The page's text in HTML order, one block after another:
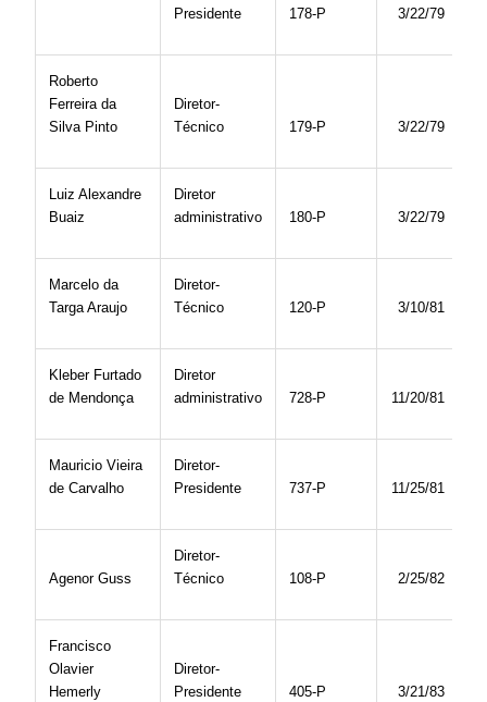
Presidente
178-P 3/22/79
Roberto
Ferreira da
Silva Pinto
Diretor-
Técnico
179-P 3/22/79
Luiz Alexandre
Buaiz
Diretor
administrativo
180-P 3/22/79
Marcelo da
Targa Araujo
Diretor-
Técnico
120-P 3/10/81
Kleber Furtado
de Mendonça
Diretor
administrativo
728-P 11/20/81
Mauricio Vieira
de Carvalho
Diretor-
Presidente
737-P 11/25/81
Agenor Guss
Diretor-
Técnico
108-P 2/25/82
Francisco
Olavier
Hemerly
Diretor-
Presidente
405-P 3/21/83